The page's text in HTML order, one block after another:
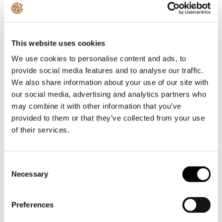
This website uses cookies
We use cookies to personalise content and ads, to
provide social media features and to analyse our traffic.
We also share information about your use of our site with
our social media, advertising and analytics partners who
may combine it with other information that you’ve
provided to them or that they’ve collected from your use
of their services.
Selection
Necessary
Preferences
Leggi di più
Dal Sole24Ore (17 marzo 2021):
CARTIERE SOTTO PRESSIONE
TRA COSTI E CARO ENERGIA
Dal Sole24Ore del 17 marzo 2021 "Cartiere sotto pressione:
col Covid costi alle stelle e scarsità di materiali" a firma di Sissi
Bellomo: Leggi l'articolo:
cellulosa) e difficili da reperire sul mercato. A rischio la supply
chain di prodotti in carta ecartone essenziali per affrontare
«L'Italia è un Paese virtuoso per la raccolta differenziata, ma in altri
Paesi la pandemia ha rallentato il servizio - afferma Lorenzo Poli,